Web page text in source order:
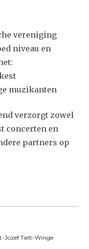
vereniging
niveau en
muzikanten
verzorgt zowel
concerten en
partners op
Jozef Tielt-Winge